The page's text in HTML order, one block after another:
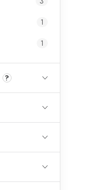
1
1
?